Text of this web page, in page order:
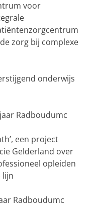
voor
zorg bij complexe
onderwijs
Radboudumc
’, een project
Gelderland over
opleiden
lijn
Radboudumc